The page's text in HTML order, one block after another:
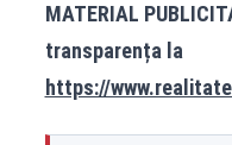
MATERIAL
transparența la
https://